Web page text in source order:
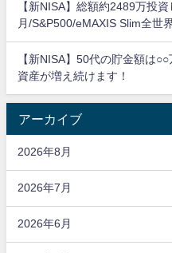
【新NISA】総額約2489万投
月/S&P500/eMAXIS Slim全世
【新NISA】50代の貯金額は
資産が増え続けます！
アーカイブ
2026年8月
2026年7月
2026年6月